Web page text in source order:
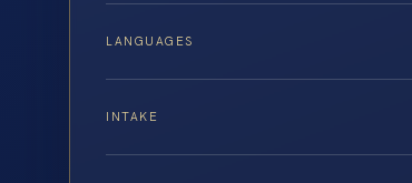
LANGUAGES
INTAKE